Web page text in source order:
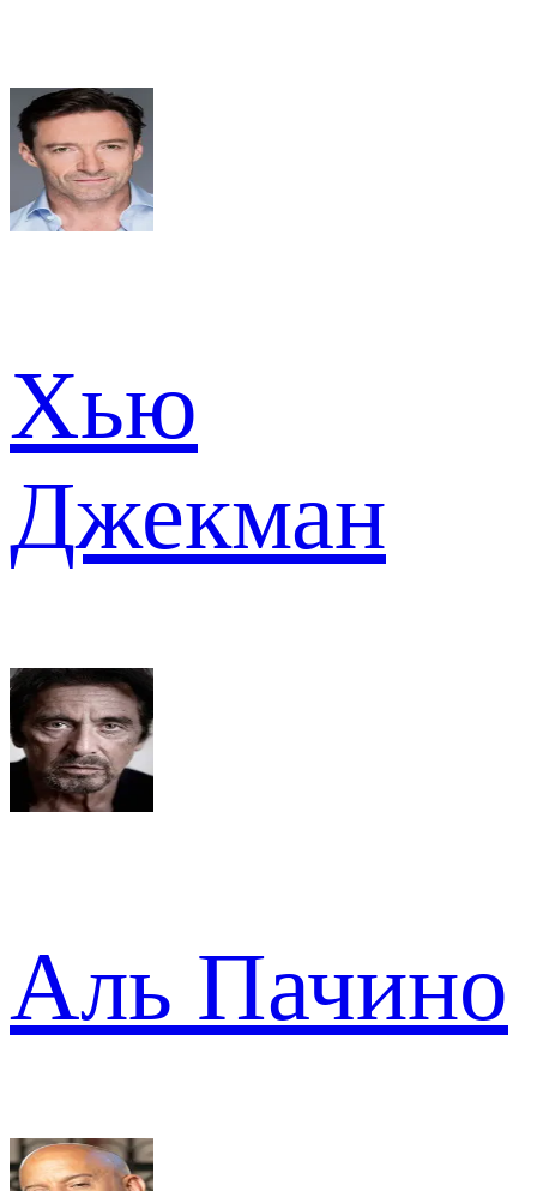
Хью
Джекман
Аль Пачино